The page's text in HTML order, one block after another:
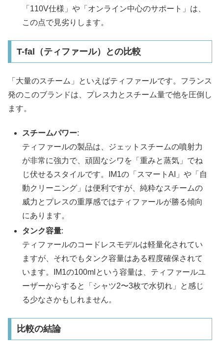
「110V仕様」や「オンライン中心のサポート」は、
この点で見劣りします。
T-fal（ティファール）との比較
「大量のスチーム」といえばティファールです。フランス
発のこのブランドは、プレス力とスチーム量で他を圧倒し
ます。
スチームパワー:
ティファールの製品は、ジェットスチームの噴射力
が非常に強力で、頑固なシワを「重みと蒸気」でね
じ伏せるスタイルです。IM1の「スマートAI」や「自
動クリーニング」は便利ですが、純粋なスチームの
威力とプレスの重厚感ではティファールが勝る傾向
にあります。
タンク容量:
ティファールのコードレスモデルは軽量化されてい
ますが、それでもタンク容量はある程度確保されて
います。IM1の100mlという容量は、ティファールユ
ーザーからすると「シャツ2〜3枚で水切れ」と感じ
る少なさかもしれません。
比較の結論